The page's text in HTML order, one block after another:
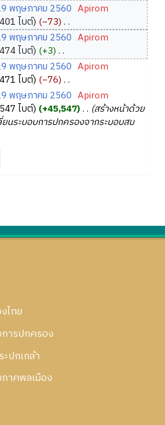
พฤษภาคม 2560 Apirom
ไบต์ −73 ‎
พฤษภาคม 2560 Apirom
ไบต์ +3 ‎
พฤษภาคม 2560 Apirom
ไบต์ −76 ‎
พฤษภาคม 2560 Apirom
ไบต์ +45,547 ‎
สร้างหน้าด้วย
นระบอบการปกครองจากระบอบสม
ไทย
ารปกครอง
ปกเกล้า
าคพลเมือง